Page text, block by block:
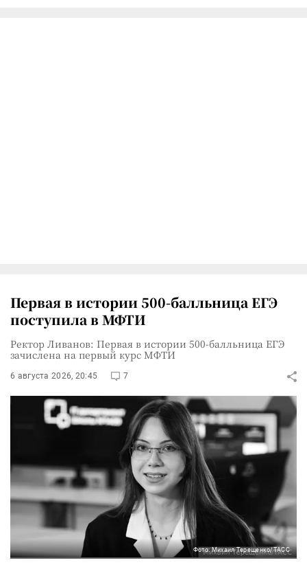
Первая в истории 500-балльница ЕГЭ
поступила в МФТИ
Ректор Ливанов: Первая в истории 500-балльница ЕГЭ
зачислена на первый курс МФТИ
6 августа 2026, 20:45 7
Фото: Михаил Терещенко/ТАСС